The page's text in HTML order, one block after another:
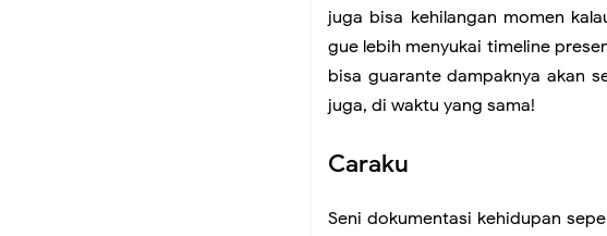
juga bisa kehilangan momen
gue lebih menyukai timeline
bisa guarante dampaknya akan
juga, di waktu yang sama!
Caraku
Seni dokumentasi kehidupan